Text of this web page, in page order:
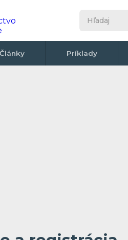
Články Príklady